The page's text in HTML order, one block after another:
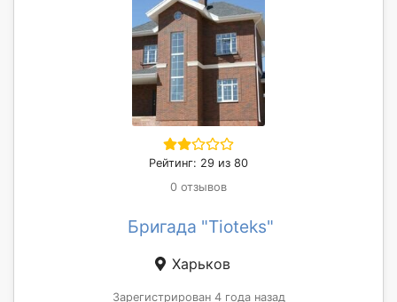
Рейтинг: 29 из 80
0 отзывов
Бригада "Tioteks"
Харьков
Зарегистрирован 4 года назад